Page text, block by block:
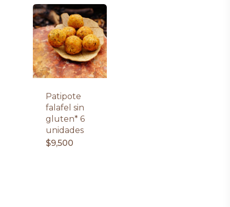
Patipote
falafel sin
gluten* 6
unidades
$9,500